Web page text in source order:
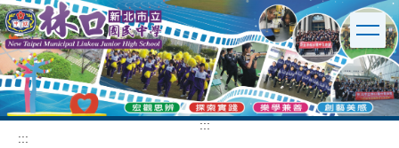
跳
到
主
要
內
容
區
:::
:::